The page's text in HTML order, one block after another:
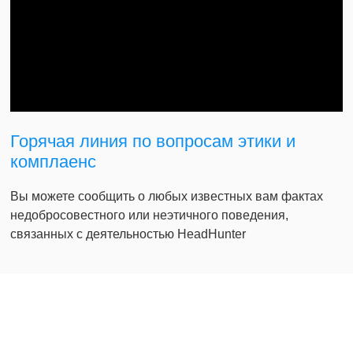
Горячая линия по вопросам этики и
комплаенс
Вы можете сообщить о любых известных вам фактах
недобросовестного или неэтичного поведения,
связанных с деятельностью HeadHunter